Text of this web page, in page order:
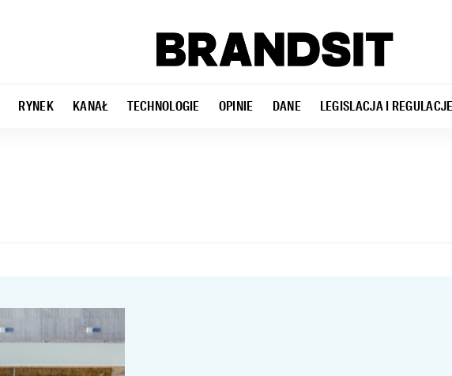
RYNEK KANAŁ TECHNOLOGIE OPINIE DANE LEGISLACJA I